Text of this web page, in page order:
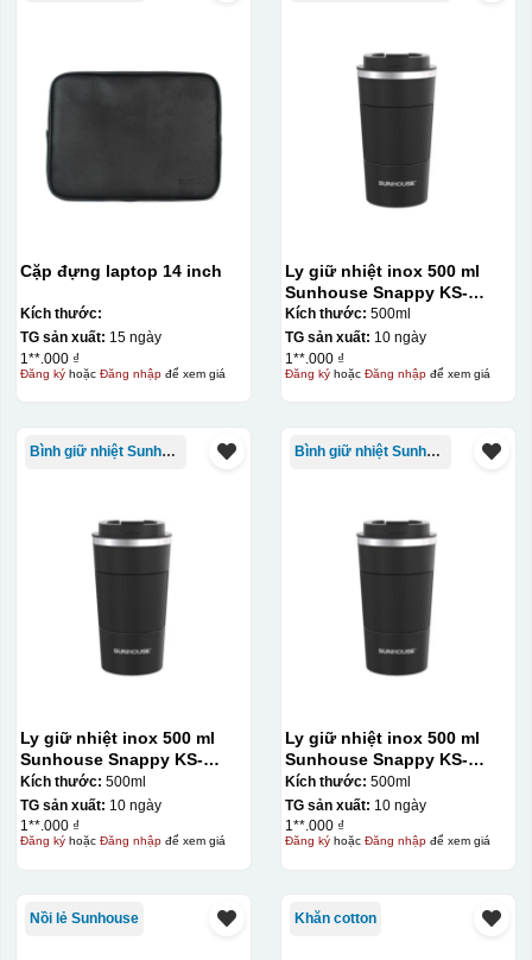
Cặp đựng laptop 14 inch
Kích thước:
TG sản xuất: 15 ngày
1**.000 ₫
Đăng kýhoặc Đăng nhậpđể xem giá
Ly giữ nhiệt inox 500 ml
Sunhouse Snappy KS-
TU500S
Kích thước: 500ml
TG sản xuất: 10 ngày
1**.000 ₫
Đăng kýhoặc Đăng nhậpđể xem giá
Bình giữ nhiệt Sunhouse
Ly giữ nhiệt inox 500 ml
Sunhouse Snappy KS-
TU500S
Kích thước: 500ml
TG sản xuất: 10 ngày
1**.000 ₫
Đăng kýhoặc Đăng nhậpđể xem giá
Bình giữ nhiệt Sunhouse
Ly giữ nhiệt inox 500 ml
Sunhouse Snappy KS-
TU500S
Kích thước: 500ml
TG sản xuất: 10 ngày
1**.000 ₫
Đăng kýhoặc Đăng nhậpđể xem giá
Nồi lẻ Sunhouse Khăn cotton